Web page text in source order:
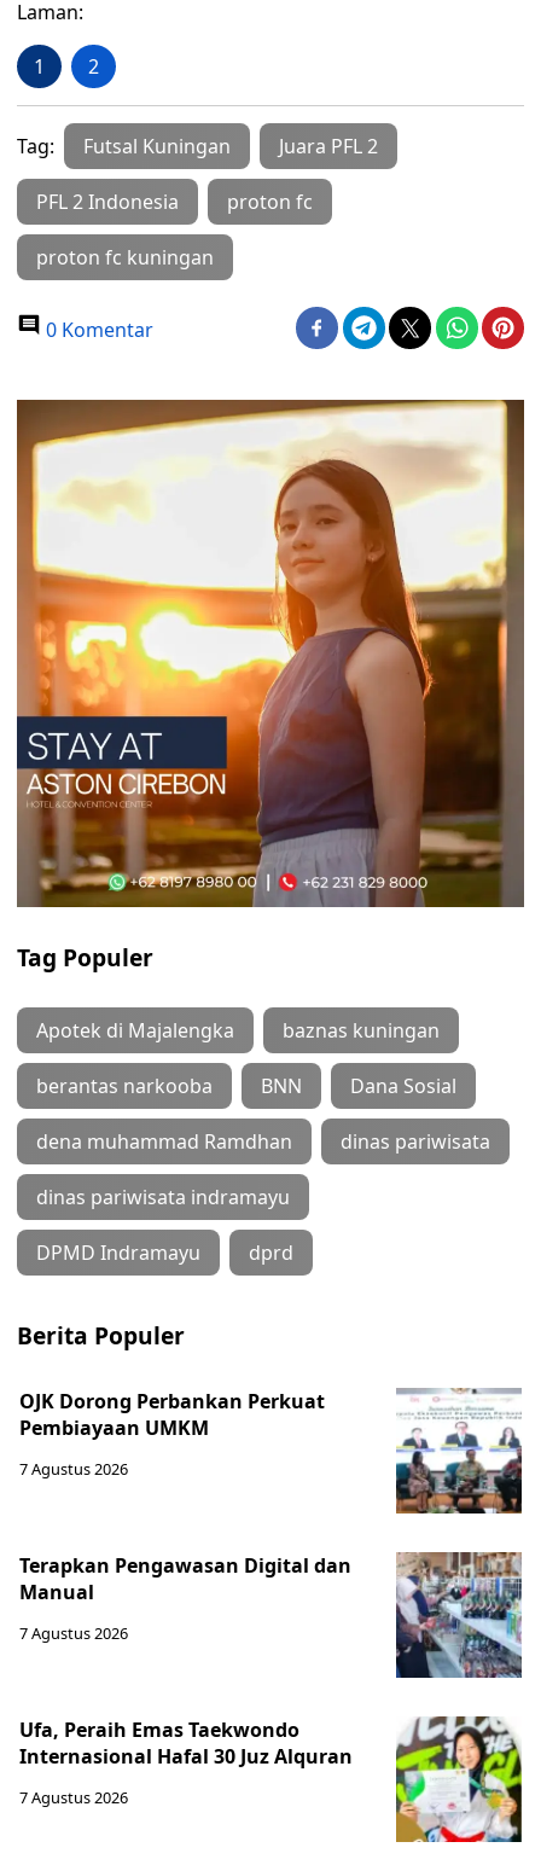
Laman:
1 2
Tag: Futsal Kuningan Juara PFL 2
PFL 2 Indonesia proton fc
proton fc kuningan
0 Komentar
Tag Populer
Apotek di Majalengka baznas kuningan
berantas narkooba BNN Dana Sosial
dena muhammad Ramdhan dinas pariwisata
dinas pariwisata indramayu
DPMD Indramayu dprd
Berita Populer
OJK Dorong Perbankan Perkuat
Pembiayaan UMKM
7 Agustus 2026
Terapkan Pengawasan Digital dan
Manual
7 Agustus 2026
Ufa, Peraih Emas Taekwondo
Internasional Hafal 30 Juz Alquran
7 Agustus 2026